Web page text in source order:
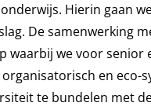
Hierin gaan
De samenwerking
waarbij we voor senior
en eco-
te bundelen met